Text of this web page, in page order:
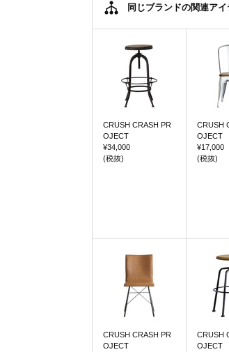
同じブランドの関連アイ
CRUSH CRASH PR
OJECT
¥34,000
(税抜)
CRUSH
OJECT
¥17,000
(税抜)
CRUSH CRASH PR
OJECT
CRUSH
OJECT